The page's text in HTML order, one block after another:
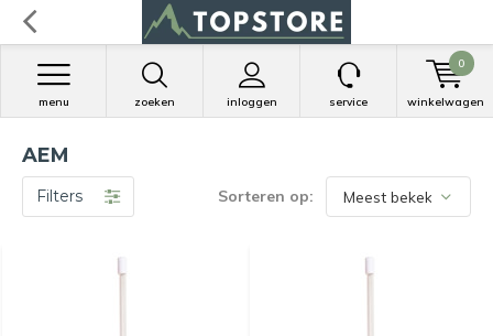
zoeken inloggen
menu service winkelwagen
0
AEM
Filters Sorteren op: